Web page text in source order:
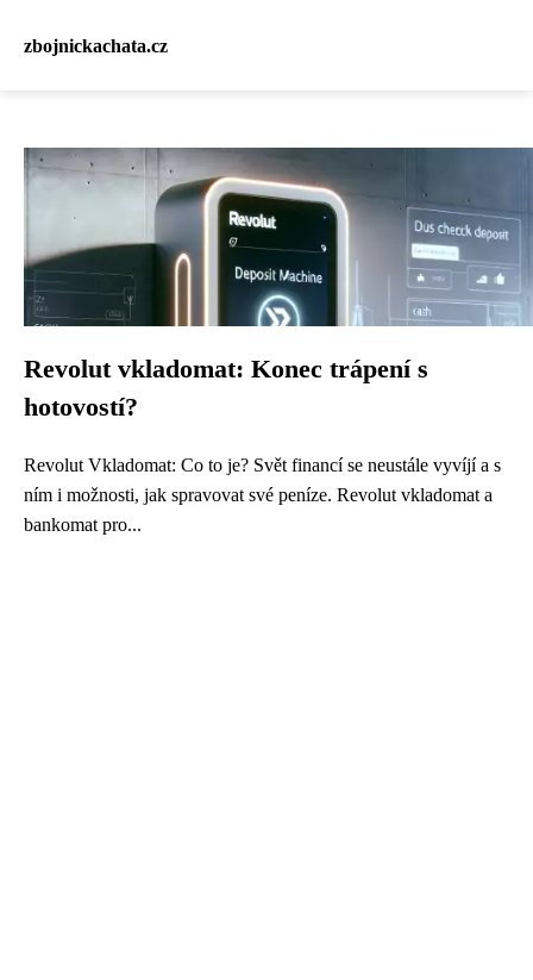
zbojnickachata.cz
Revolut vkladomat: Konec trápení s
hotovostí?
Revolut Vkladomat: Co to je? Svět financí se neustále vyvíjí a s
ním i možnosti, jak spravovat své peníze. Revolut vkladomat a
bankomat pro...